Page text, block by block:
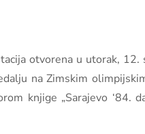
otvorena u utorak, 12.
na Zimskim
knjige „Sarajevo ‘84.